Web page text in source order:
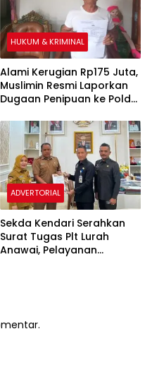
HUKUM & KRIMINAL
Alami Kerugian Rp175 Juta,
Muslimin Resmi Laporkan
Dugaan Penipuan ke Polda
ADVERTORIAL
Sekda Kendari Serahkan
Surat Tugas Plt Lurah
Anawai, Pelayanan